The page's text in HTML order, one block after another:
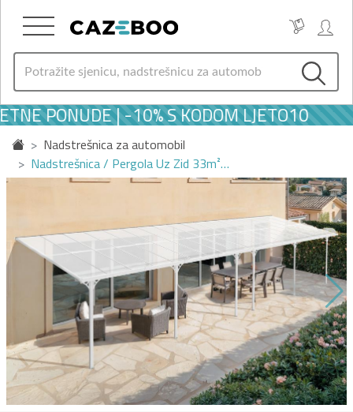
PONUDE | -10% S KODOM LJETO10
Nadstrešnica za automobil
Nadstrešnica / Pergola Uz Zid 33m²…